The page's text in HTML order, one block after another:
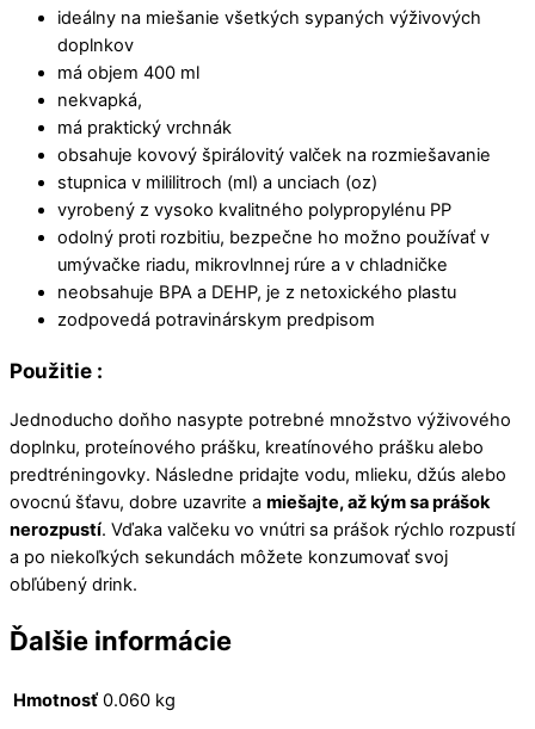
ideálny na miešanie všetkých sypaných výživových
doplnkov
má objem 400 ml
nekvapká,
má praktický vrchnák
obsahuje kovový špirálovitý valček na rozmiešavanie
stupnica v mililitroch (ml) a unciach (oz)
vyrobený z vysoko kvalitného polypropylénu PP
odolný proti rozbitiu, bezpečne ho možno používať v
umývačke riadu, mikrovlnnej rúre a v chladničke
neobsahuje BPA a DEHP, je z netoxického plastu
zodpovedá potravinárskym predpisom
Použitie :
Jednoducho doňho nasypte potrebné množstvo výživového
doplnku, proteínového prášku, kreatínového prášku alebo
predtréningovky. Následne pridajte vodu, mlieku, džús alebo
ovocnú šťavu, dobre uzavrite a miešajte, až kým sa prášok
nerozpustí. Vďaka valčeku vo vnútri sa prášok rýchlo rozpustí
a po niekoľkých sekundách môžete konzumovať svoj
obľúbený drink.
Ďalšie informácie
Hmotnosť 0.060 kg